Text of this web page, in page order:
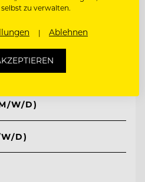
Tyrol
W/D)
D)
zu verwalten.
Ablehnen